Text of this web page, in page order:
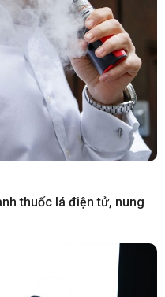
thuốc lá điện tử, nung